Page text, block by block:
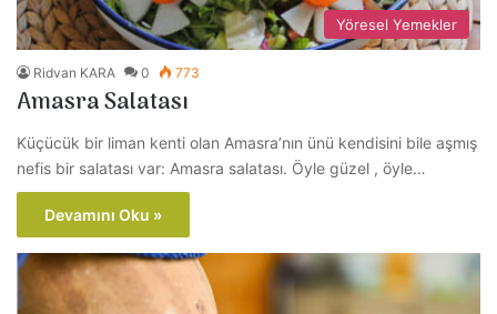
Yöresel Yemekler
Ridvan KARA 0 773
Amasra Salatası
Küçücük bir liman kenti olan Amasra’nın ünü kendisini bile aşmış
nefis bir salatası var: Amasra salatası. Öyle güzel , öyle…
Devamını Oku »